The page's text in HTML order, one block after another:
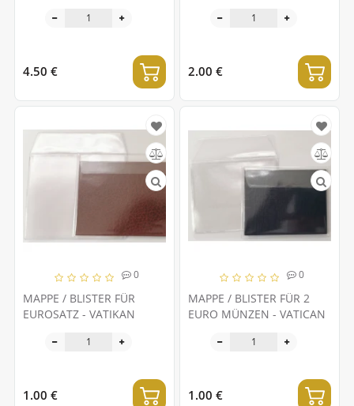
4.50 € 2.00 €
0
MAPPE / BLISTER FÜR
EUROSATZ - VATIKAN
1.00 €
0
MAPPE / BLISTER FÜR 2
EURO MÜNZEN - VATICAN
1.00 €